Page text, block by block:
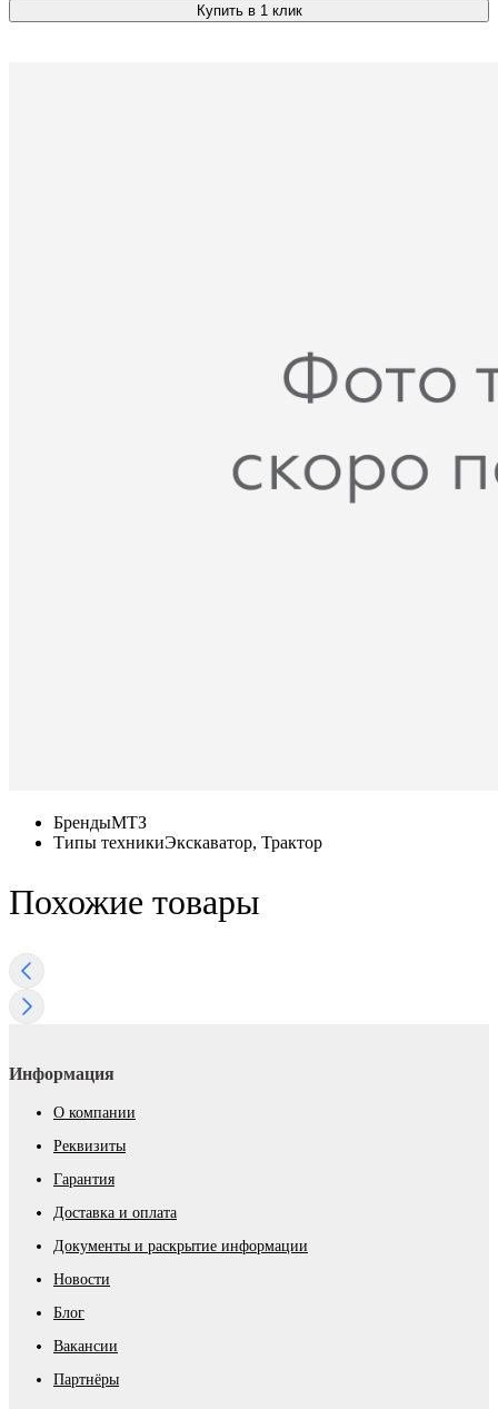
Купить в 1 клик
БрендыМТЗ
Типы техникиЭкскаватор, Трактор
Похожие товары
Информация
О компании
Реквизиты
Гарантия
Доставка и оплата
Документы и раскрытие информации
Новости
Блог
Вакансии
Партнёры